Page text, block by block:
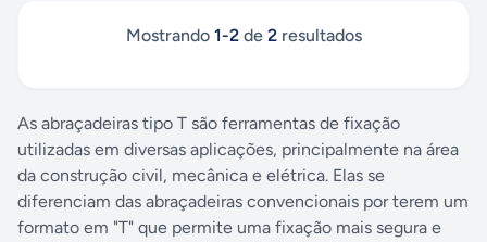
Mostrando 1-2de 2resultados
As abraçadeiras tipo T são ferramentas de fixação
utilizadas em diversas aplicações, principalmente na área
da construção civil, mecânica e elétrica. Elas se
diferenciam das abraçadeiras convencionais por terem um
formato em "T" que permite uma fixação mais segura e